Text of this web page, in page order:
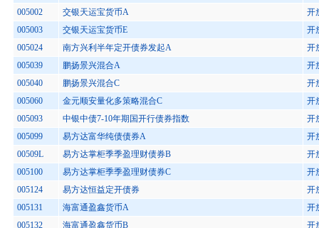
005002 交银天运宝货币A
开
005003
交银天运宝货币E
开
005024
南方兴利半年定开债券发起A
开
005039
鹏扬景兴混合A
开
005040
鹏扬景兴混合C
开
005060
金元顺安量化多策略混合C
开
005093
中银中债7-10年期国开行债券指数
开
005099
易方达富华纯债债券A
开
00509L
易方达掌柜季季盈理财债券B
开
005100
易方达掌柜季季盈理财债券C
开
005124
易方达恒益定开债券
开
005131
海富通盈鑫货币A
开
005132
海富通盈鑫货币B
开